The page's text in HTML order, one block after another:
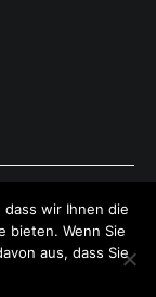
rights reserved.
.
wir Ihnen die
bieten. Wenn Sie
aus, dass Sie